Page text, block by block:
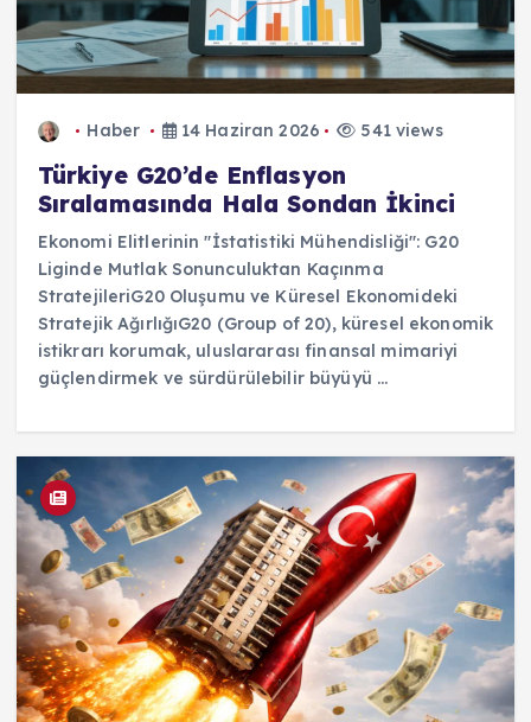
Haber 14 Haziran 2026 541 views
Türkiye G20’de Enflasyon
Sıralamasında Hala Sondan İkinci
Ekonomi Elitlerinin "İstatistiki Mühendisliği": G20
Liginde Mutlak Sonunculuktan Kaçınma
StratejileriG20 Oluşumu ve Küresel Ekonomideki
Stratejik AğırlığıG20 (Group of 20), küresel ekonomik
istikrarı korumak, uluslararası finansal mimariyi
güçlendirmek ve sürdürülebilir büyüyü ...